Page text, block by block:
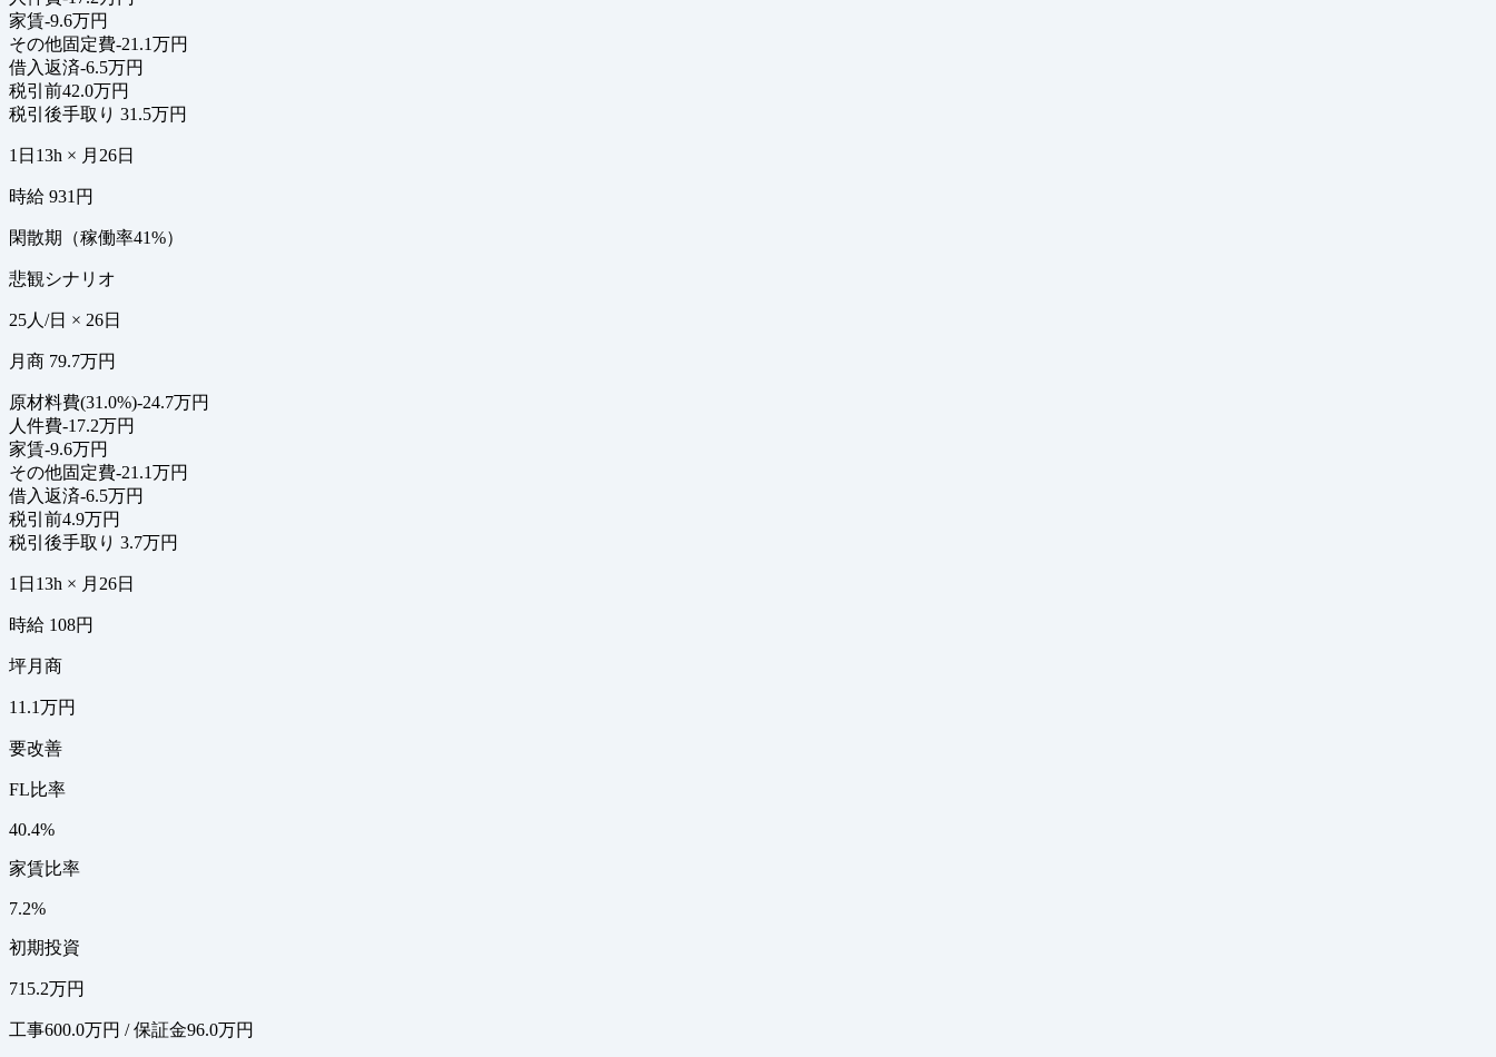
家賃-9.6万円
その他固定費-21.1万円
借入返済-6.5万円
税引前42.0万円
税引後手取り 31.5万円
1日13h × 月26日
時給 931円
閑散期（稼働率41%）
悲観シナリオ
25人/日 × 26日
月商 79.7万円
原材料費(31.0%)-24.7万円
人件費-17.2万円
家賃-9.6万円
その他固定費-21.1万円
借入返済-6.5万円
税引前4.9万円
税引後手取り 3.7万円
1日13h × 月26日
時給 108円
坪月商
11.1万円
要改善
FL比率
40.4%
家賃比率
7.2%
初期投資
715.2万円
工事600.0万円 / 保証金96.0万円